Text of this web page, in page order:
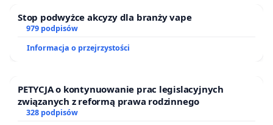
Stop podwyżce akcyzy dla branży vape
979 podpisów
Informacja o przejrzystości
PETYCJA o kontynuowanie prac legislacyjnych
związanych z reformą prawa rodzinnego
328 podpisów